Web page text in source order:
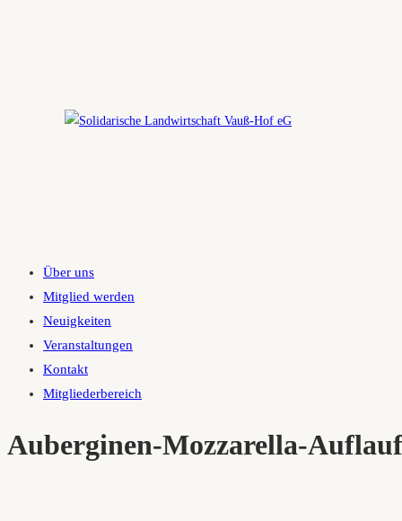
Über uns
Mitglied werden
Neuigkeiten
Veranstaltungen
Kontakt
Mitgliederbereich
Auberginen-Mozzarella-Auflauf